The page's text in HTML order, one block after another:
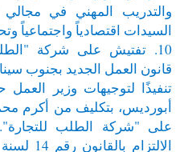
والتدريب المهني في مجالي
السيدات اقتصادياً واجتماعياً
10. تفتيش على شركة
قانون العمل الجديد بجنوب
تنفيذًا لتوجيهات وزير
أبورديس، بتكليف من أكرم
على "شركة الطلب